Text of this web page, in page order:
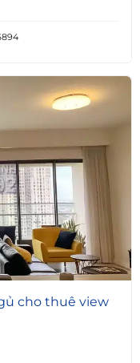
cho thuê view